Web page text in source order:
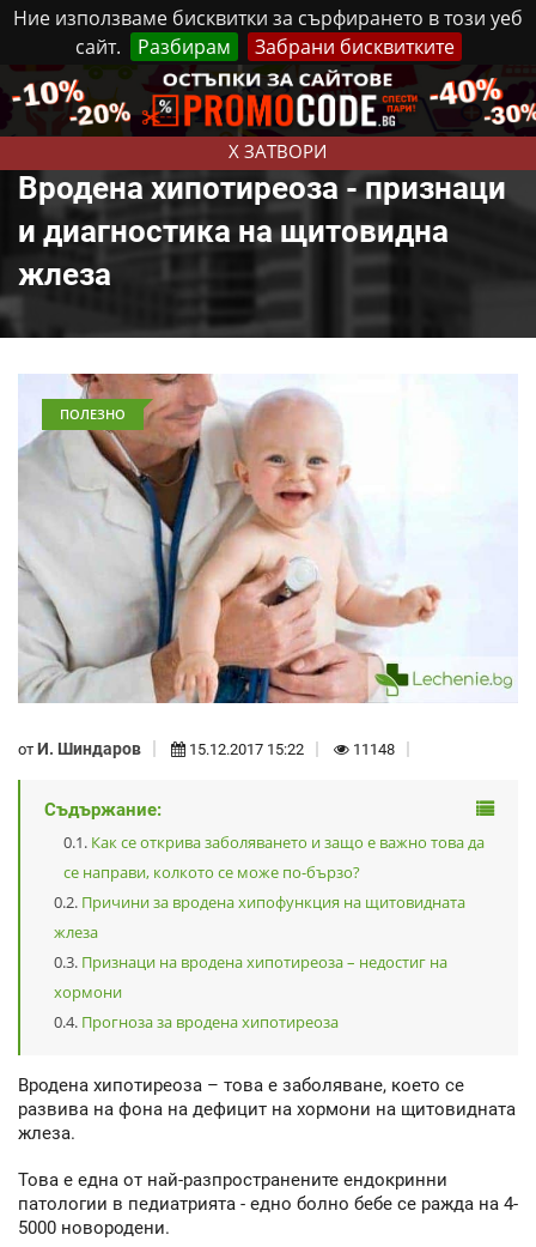
Ние използваме бисквитки за сърфирането в този уеб
сайт.
Разбирам Забрани бисквитките
X ЗАТВОРИ
Петък, 7 Август, 2026 Реклама Контакти
Вродена хипотиреоза - признаци
и диагностика на щитовидна
жлеза
ПОЛЕЗНО
от И. Шиндаров 15.12.2017 15:22 11148
Съдържание:
Как се открива заболяването и защо е важно това да
се направи, колкото се може по-бързо?
Причини за вродена хипофункция на щитовидната
жлеза
Признаци на вродена хипотиреоза – недостиг на
хормони
Прогноза за вродена хипотиреоза
Вродена хипотиреоза – това е заболяване, което се
развива на фона на дефицит на хормони на щитовидната
жлеза.
Това е една от най-разпространените ендокринни
патологии в педиатрията - едно болно бебе се ражда на 4-
5000 новородени.